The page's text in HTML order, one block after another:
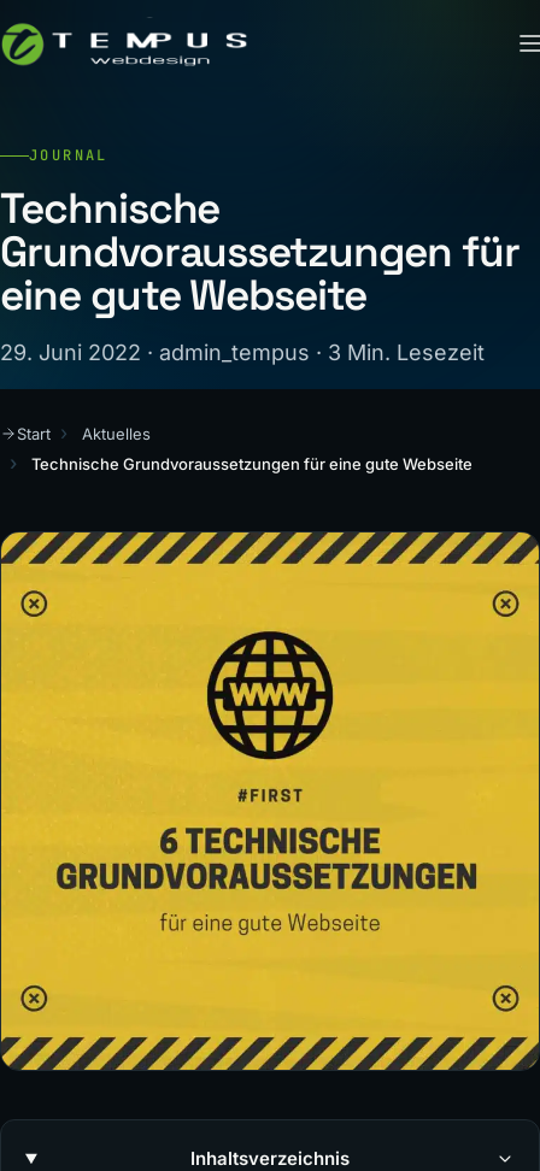
JOURNAL
Technische
Grundvoraussetzungen für
eine gute Webseite
29. Juni 2022 · admin_tempus · 3 Min. Lesezeit
Start
Aktuelles
Technische Grundvoraussetzungen für eine gute Webseite
Inhaltsverzeichnis